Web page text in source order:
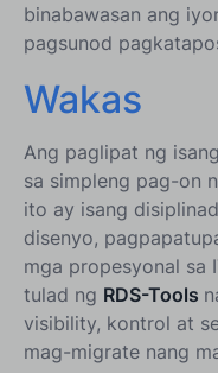
binabawasan ang
pagsunod
Wakas
Ang paglipat ng
sa simpleng pag-on
ito ay isang
disenyo,
mga propesyonal sa
tulad ng RDS-Tools
visibility, kontrol at
mag-migrate nang